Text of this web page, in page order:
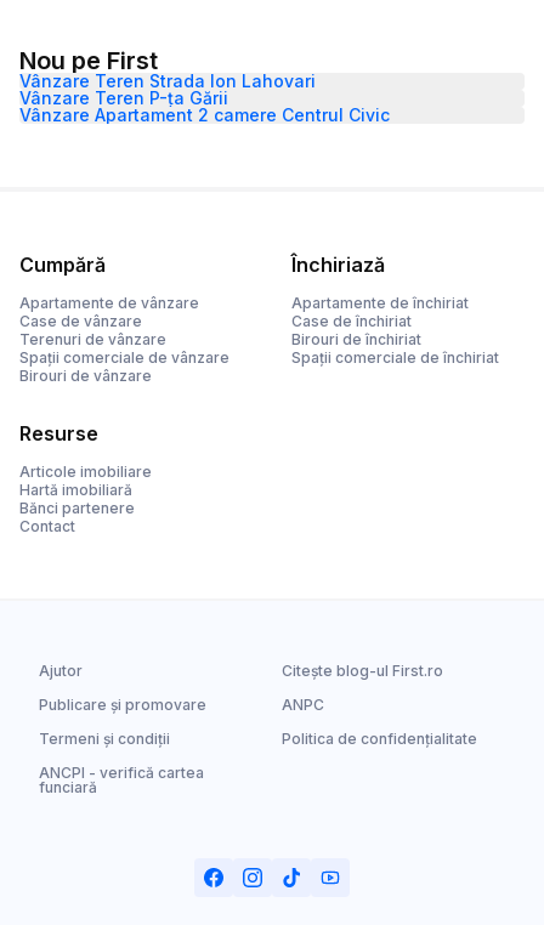
Nou pe First
Vânzare Teren Strada Ion Lahovari
Vânzare Teren P-ța Gării
Vânzare Apartament 2 camere Centrul Civic
Cumpără
Apartamente de vânzare
Case de vânzare
Terenuri de vânzare
Spații comerciale de vânzare
Birouri de vânzare
Închiriază
Apartamente de închiriat
Case de închiriat
Birouri de închiriat
Spații comerciale de închiriat
Resurse
Articole imobiliare
Hartă imobiliară
Bănci partenere
Contact
Ajutor
Citește blog-ul First.ro
Publicare și promovare
ANPC
Termeni și condiții
Politica de confidențialitate
ANCPI - verifică cartea
funciară